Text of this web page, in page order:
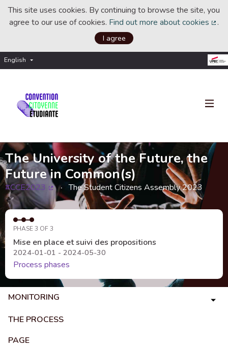
This site uses cookies. By continuing to browse the site, you
agree to our use of cookies. Find out more about cookies .
I agree
English Choisir la langue
The University of the Future, the
Future in Common(s)
#CCE2023
(External link)
The Student Citizens Assembly 2023
PHASE 3 OF 3
Mise en place et suivi des propositions
2024-01-01 - 2024-05-30
Process phases
MONITORING
THE PROCESS
PAGE